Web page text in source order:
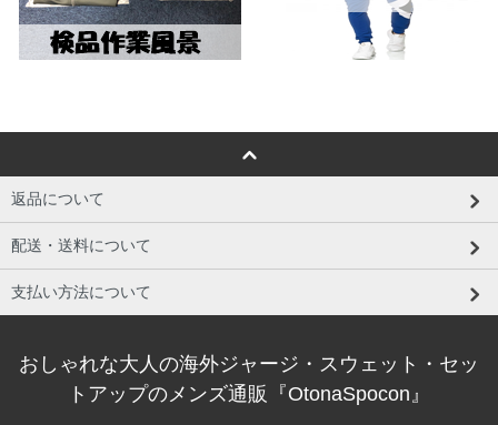
返品について
配送・送料について
支払い方法について
おしゃれな大人の海外ジャージ・スウェット・セッ
トアップのメンズ通販『OtonaSpocon』